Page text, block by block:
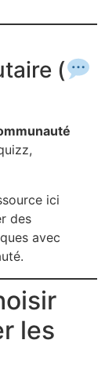
(
ici
des
avec
les